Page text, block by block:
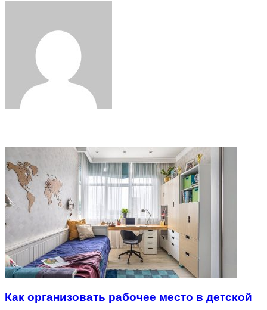
Как организовать рабочее место в детской